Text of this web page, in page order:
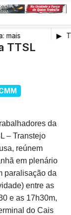
mais
TTSL
da
– Transtejo
reúnem
em plenário
paralisação da
entre as
e as 17h30m,
do Cais